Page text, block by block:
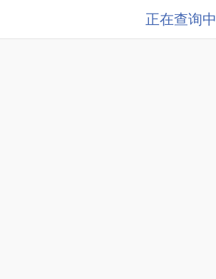
正在查询中